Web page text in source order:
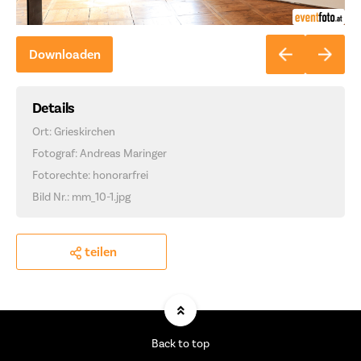
Downloaden
Details
Ort: Grieskirchen
Fotograf: Andreas Maringer
Fotorechte: honorarfrei
Bild Nr.: mm_10-1.jpg
teilen
Back to top